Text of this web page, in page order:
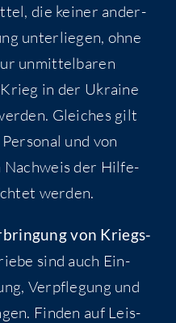
die kei­ner ander­
unter­lie­gen, ohne
unmit­tel­ba­ren
in der Ukrai­ne
Glei­ches gilt
und von
Nach­weis der Hil­fe­
werden.
von Kriegs­
sind auch Ein­
Ver­pfle­gung und
Fin­den auf Leis­